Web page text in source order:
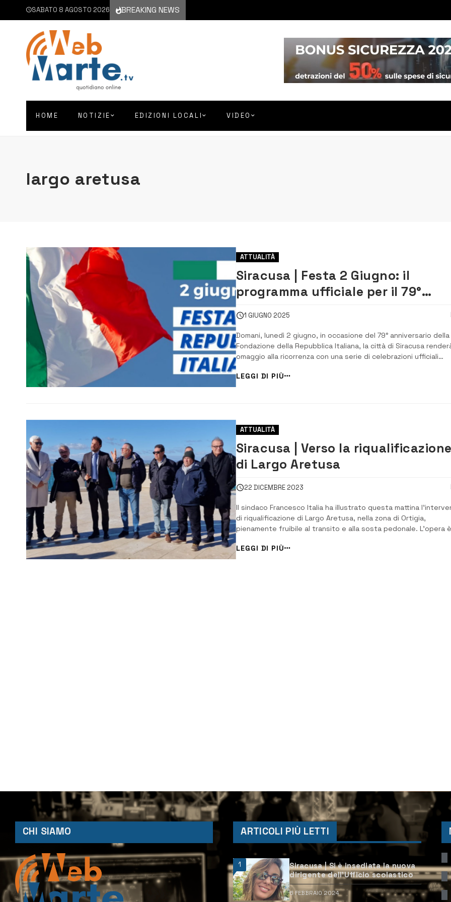
SABATO 8 AGOSTO 2026 BREAKING NEWS
HOME NOTIZIE EDIZIONI LOCALI VIDEO
largo aretusa
ATTUALITÀ
Siracusa | Festa 2 Giugno: il
programma ufficiale per il 79°
anniversario della Repubblica
1 GIUGNO 2025
Domani, lunedì 2 giugno, in occasione del 79° anniversario della
Fondazione della Repubblica Italiana, la città di Siracusa
omaggio alla ricorrenza con una serie di celebrazioni ufficiali
promosse dalla Prefettura. Il programma della giornata si
in due momenti istituzionali di forte valenza simbolica e civile. Il
primo si te...
LEGGI DI PIÙ
ATTUALITÀ
Siracusa | Verso la riqualificazione
di Largo Aretusa
22 DICEMBRE 2023
Il sindaco Francesco Italia ha illustrato questa mattina
di riqualificazione di Largo Aretusa, nella zona di Ortigia,
pienamente fruibile al transito e alla sosta pedonale. L’opera è
Siracusa da un anno a questa parte. Finanziato per 320mila euro
con fondi della Reg...
LEGGI DI PIÙ
CHI SIAMO ARTICOLI PIÙ LETTI
1
Siracusa | Si è insediata la nuova
dirigente dell’Ufficio scolastico
6 FEBBRAIO 2024